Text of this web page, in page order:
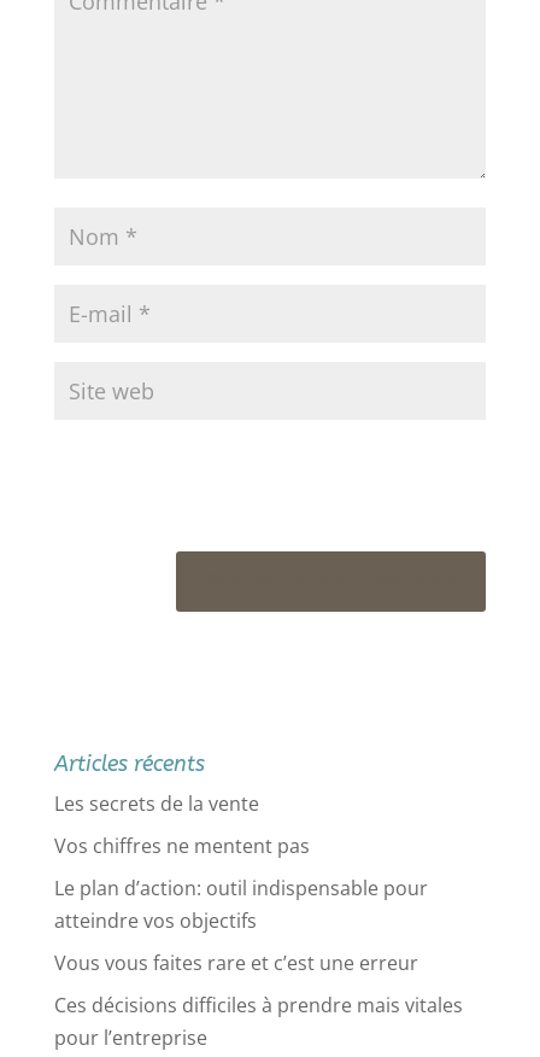
Articles récents
Les secrets de la vente
Vos chiffres ne mentent pas
Le plan d’action: outil indispensable pour
atteindre vos objectifs
Vous vous faites rare et c’est une erreur
Ces décisions difficiles à prendre mais vitales
pour l’entreprise